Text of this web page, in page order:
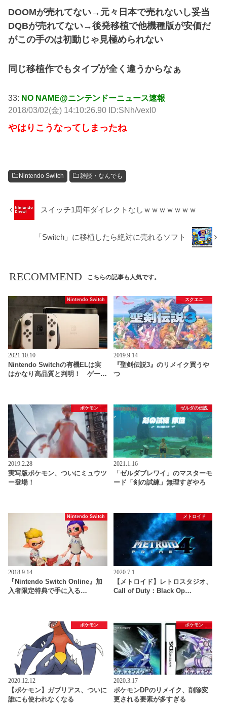
DOOMが売れてない→元々日本で売れないし妥当
DQBが売れてない→後発移植で他機種版が安価だ
がこの手のは初動じゃ見極められない
同じ移植作でもタイプが全く違うからなぁ
33: NO NAME@ニンテンドーニュース速報
2018/03/02(金) 14:10:26.90 ID:SNh/vexI0
やはりこうなってしまったね
Nintendo Switch 雑談・なんでも
スイッチ1周年ダイレクトなしｗｗｗｗｗｗｗ
「Switch」に移植したら絶対に売れるソフト
RECOMMEND こちらの記事も人気です。
Nintendo Switch
2021.10.10
Nintendo Switchの有機ELは実
はかなり高品質と判明！ ゲー…
スクエニ
2019.9.14
『聖剣伝説3』のリメイク買うや
つ
ポケモン
2019.2.28
実写版ポケモン、ついにミュウツ
ー登場！
ゼルダの伝説
2021.1.16
「ゼルダブレワイ」のマスターモ
ード「剣の試練」無理すぎやろ
Nintendo Switch
2018.9.14
『Nintendo Switch Online』加
入者限定特典で手に入る…
メトロイド
2020.7.1
【メトロイド】レトロスタジオ、
Call of Duty：Black Op…
ポケモン
2020.12.12
【ポケモン】ガブリアス、ついに
誰にも使われなくなる
ポケモン
2020.3.17
ポケモンDPのリメイク、削除変
更される要素が多すぎる